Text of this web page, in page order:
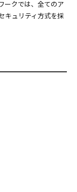
ークでは、全てのア
キュリティ方式を採